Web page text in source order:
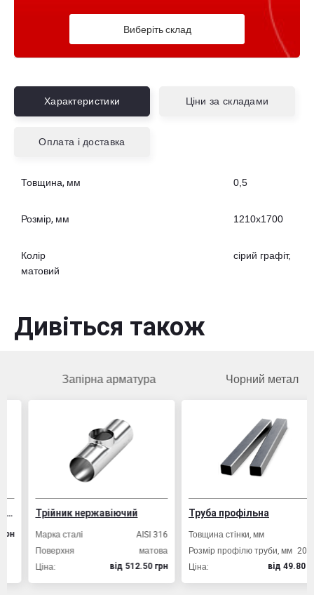
Виберіть склад
Характеристики Ціни за складами
Оплата і доставка
Товщина, мм 0,5
Розмір, мм 1210х1700
Колір
сірий графіт,
матовий
Дивіться також
Запірна арматура
Трійник нержавіючий
Марка сталі
AISI 316
Поверхня
матова
Ціна:
вiд 512.50 грн
Чорний метал
Труба профільна
Товщина стінки, мм
Розмір профілю труби, мм 20х20
Ціна:
вiд 49.80 грн